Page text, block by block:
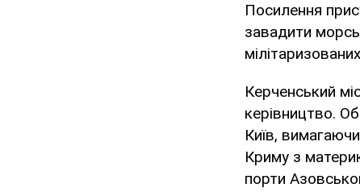
Посилення
завадити
Керченський
керівництво.
Київ,
Криму з
порти